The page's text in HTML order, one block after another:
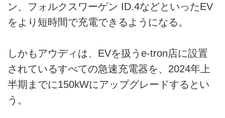
ン、フォルクスワーゲン ID.4などといったEV
をより短時間で充電できるようになる。
しかもアウディは、EVを扱うe-tron店に設置
されているすべての急速充電器を、2024年上
半期までに150kWにアップグレードするとい
う。